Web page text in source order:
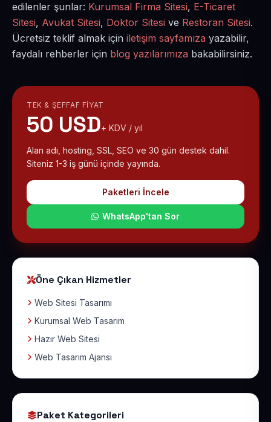
edilenler şunlar: Kurumsal Firma Sitesi, E-Ticaret
Sitesi, Avukat Sitesi, Doktor Sitesi ve Restoran Sitesi.
Ücretsiz teklif almak için iletişim sayfamıza yazabilir,
faydalı rehberler için blog yazılarımıza bakabilirsiniz.
TEK & ŞEFFAF FIYAT
50 USD+ KDV / yıl
Alan adı, hosting, SSL, SEO ve 30 gün destek dahil.
Siteniz 1-3 iş günü içinde yayında.
Paketleri İncele
WhatsApp'tan Sor
Öne Çıkan Hizmetler
Web Sitesi Tasarımı
Kurumsal Web Tasarım
Hazır Web Sitesi
Web Tasarım Ajansı
Paket Kategorileri